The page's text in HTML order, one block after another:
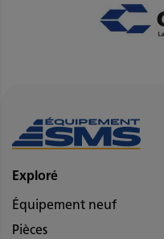
Exploré
Équipement neuf
Pièces